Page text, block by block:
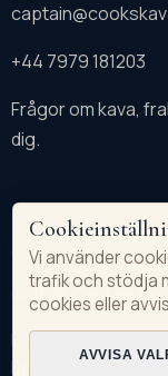
+44 7979 181203
Frågor om kava,
dig.
© 2026 Captain
Företagsinformation
Vi använder
trafik och stödja
cookies eller
AVVISA